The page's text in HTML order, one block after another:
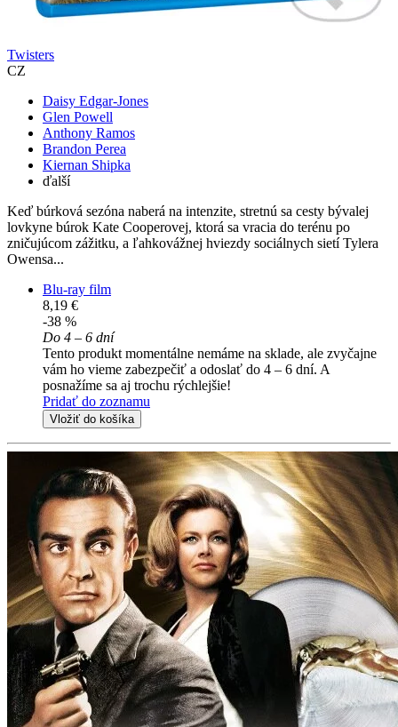
Twisters
CZ
Daisy Edgar-Jones
Glen Powell
Anthony Ramos
Brandon Perea
Kiernan Shipka
ďalší
Keď búrková sezóna naberá na intenzite, stretnú sa cesty bývalej
lovkyne búrok Kate Cooperovej, ktorá sa vracia do terénu po
zničujúcom zážitku, a ľahkovážnej hviezdy sociálnych sietí Tylera
Owensa...
Blu-ray film
8,19 €
-38 %
Do 4 – 6 dní
Tento produkt momentálne nemáme na sklade, ale zvyčajne
vám ho vieme zabezpečiť a odoslať do 4 – 6 dní. A
posnažíme sa aj trochu rýchlejšie!
Pridať do zoznamu
Vložiť do košíka